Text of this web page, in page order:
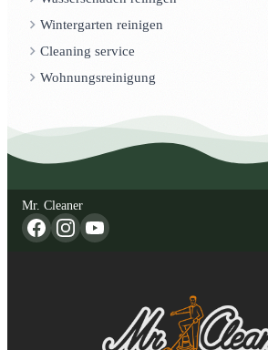
Wintergarten reinigen
Cleaning service
Wohnungsreinigung
Mr. Cleaner